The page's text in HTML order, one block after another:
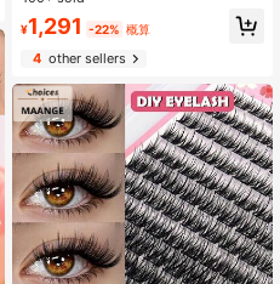
ラーブラシ、コントアブラシ、ノー
ズブラシ、アイシャドウブラシ、ア
イライナーブラシ、アイブロウブラ
または旅行用、女の子への完璧なギ
フト、必須アイテム
#7 ベストセラー
高リピート率
¥1,291 -22% 概算
4other sellers